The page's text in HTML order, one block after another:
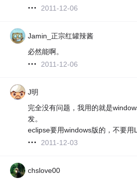
2011-12-06
Jamin_正宗红罐辣酱
必然能啊。
2011-12-06
J明
完全没有问题，我用的就是
发。
eclipse要用windows版的，不要用
2011-12-03
chslove00